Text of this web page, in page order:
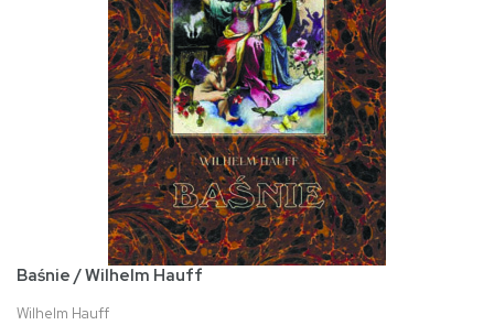
Baśnie / Wilhelm Hauff
Wilhelm Hauff